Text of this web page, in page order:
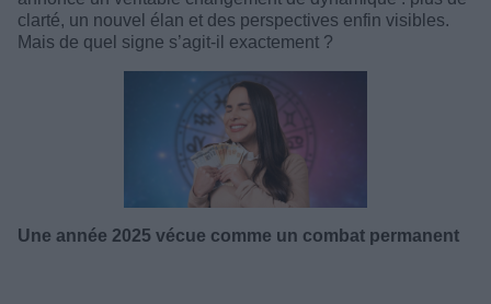
clarté, un nouvel élan et des perspectives enfin visibles.
Mais de quel signe s’agit-il exactement ?
Une année 2025 vécue comme un combat permanent